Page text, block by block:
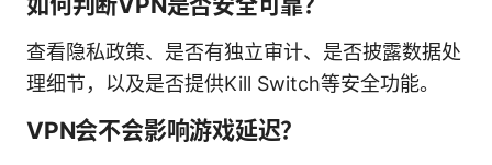
查看隐私政策、是否有独立审计、是否披露数据处
理细节，以及是否提供Kill Switch等安全功能。
VPN会不会影响游戏延迟？